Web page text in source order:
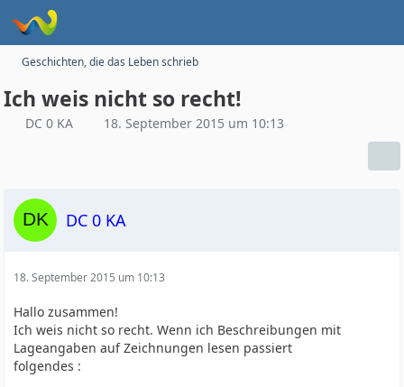
Geschichten, die das Leben schrieb
Ich weis nicht so recht!
DC 0 KA 18. September 2015 um 10:13
DC 0 KA
18. September 2015 um 10:13
Hallo zusammen!
Ich weis nicht so recht. Wenn ich Beschreibungen mit
Lageangaben auf Zeichnungen lesen passiert
folgendes :